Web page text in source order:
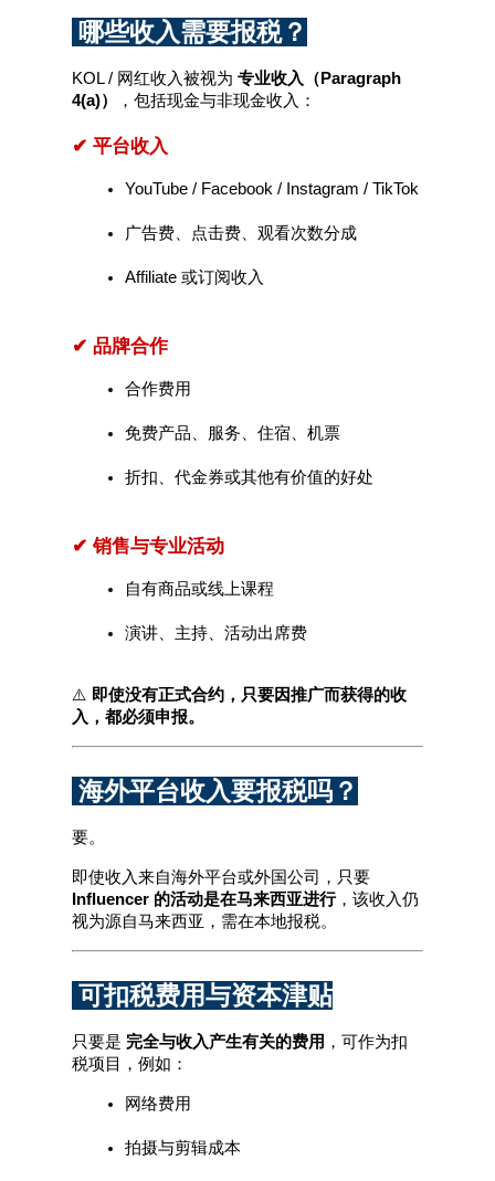
哪些收入需要报税？
KOL / 网红收入被视为 专业收入（Paragraph
4(a)）
，包括现金与非现金收入：
✔ 平台收入
YouTube / Facebook / Instagram / TikTok
广告费、点击费、观看次数分成
Affiliate 或订阅收入
✔ 品牌合作
合作费用
免费产品、服务、住宿、机票
折扣、代金券或其他有价值的好处
✔ 销售与专业活动
自有商品或线上课程
演讲、主持、活动出席费
⚠️ 即使没有正式合约，只要因推广而获得的收
入，都必须申报。
海外平台收入要报税吗？
要。
Influencer 的活动是在马来西亚进行，该收入仍
视为源自马来西亚，需在本地报税。
可扣税费用与资本津贴
只要是 完全与收入产生有关的费用 ，可作为扣
税项目，例如：
网络费用
拍摄与剪辑成本